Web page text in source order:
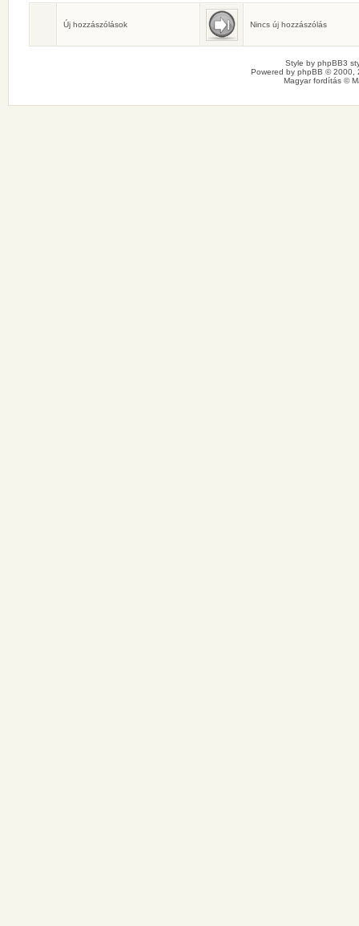
Születésnaposok
Ma senkinek sincs születésnapja.
Új hozzászólások Nincs új hozzászólás
Style by phpBB3
Powered by phpBB © 2000,
Magyar fordítás ©